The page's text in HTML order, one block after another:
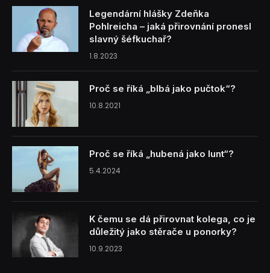
Legendární hlášky Zdeňka
Pohlreicha – jaká přirovnání pronesl
slavný šéfkuchař?
1.8.2023
Proč se říká „blbá jako pučtok“?
10.8.2021
Proč se říká „hubená jako lunt“?
5.4.2024
K čemu se dá přirovnat kolega, co je
důležitý jako stěrače u ponorky?
10.9.2023